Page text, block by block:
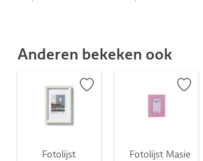
Anderen bekeken ook
Fotolijst
Fotolijst Masie